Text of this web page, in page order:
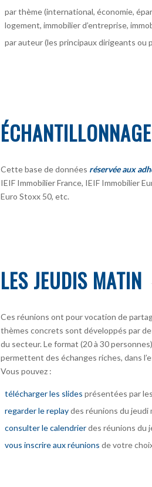
par thème (international, économie,
logement, immobilier d’entreprise,
par auteur(les principaux dirigeants ou
Cette base de données réservée aux
IEIF Immobilier France, IEIF Immobilier
Euro Stoxx 50, etc.
LES JEUDIS MATIN
Ces réunions ont pour vocation de
thèmes concrets sont développés par
du secteur. Le format (20 à 30
permettent des échanges riches, dans
Vous pouvez :
téléchargerles slides présentées par
regarder le replaydes réunions du jeudi
consulter le calendrierdes réunions du
vous inscrireaux réunions de votre